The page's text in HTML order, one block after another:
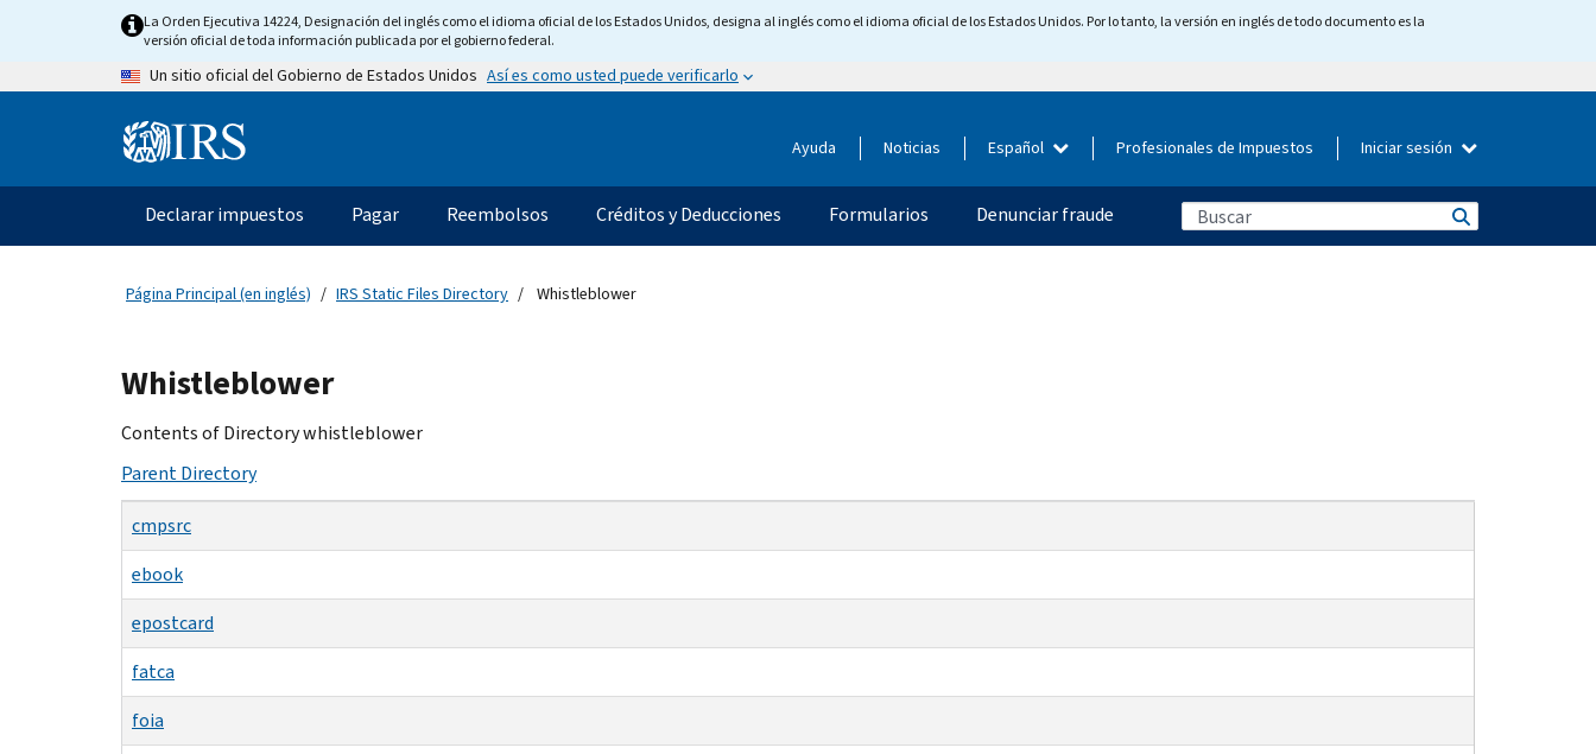
content
La Orden Ejecutiva 14224, Designación del inglés como el idioma oficial de los Estados Unidos, designa al inglés como el idioma oficial de los Estados Unidos. Por lo tanto, la versión en inglés de todo documento es la
versión oficial de toda información publicada por el gobierno federal.
Un sitio oficial del Gobierno de Estados Unidos Así es como usted puede verificarlo
Information Ayuda Noticias Español Profesionales de Impuestos Iniciar sesión
Navegación
principal
Declarar impuestos Pagar Reembolsos Créditos y Deducciones Formularios Denunciar fraude
Página Principal (en inglés) IRS Static Files Directory Whistleblower
Beginning
of
main
Whistleblower
Contents of Directory whistleblower
Parent Directory
cmpsrc
ebook
epostcard
fatca
foia